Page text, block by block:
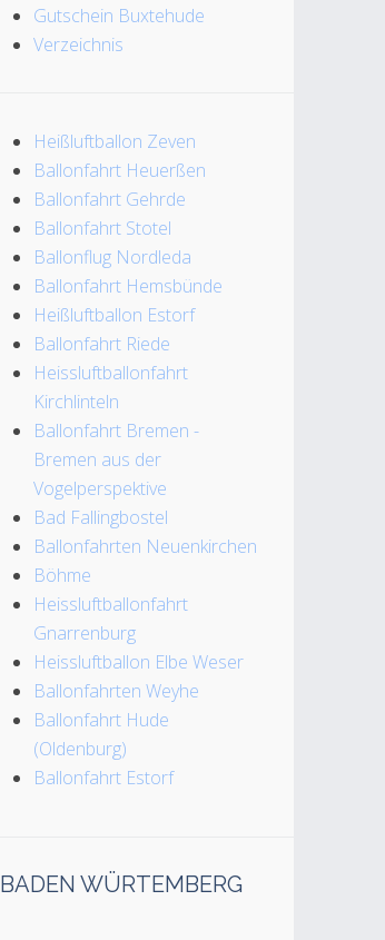
Gutschein Buxtehude
Verzeichnis
Heißluftballon Zeven
Ballonfahrt Heuerßen
Ballonfahrt Gehrde
Ballonfahrt Stotel
Ballonflug Nordleda
Ballonfahrt Hemsbünde
Heißluftballon Estorf
Ballonfahrt Riede
Heissluftballonfahrt
Kirchlinteln
Ballonfahrt Bremen -
Bremen aus der
Vogelperspektive
Bad Fallingbostel
Ballonfahrten Neuenkirchen
Böhme
Heissluftballonfahrt
Gnarrenburg
Heissluftballon Elbe Weser
Ballonfahrten Weyhe
Ballonfahrt Hude
(Oldenburg)
Ballonfahrt Estorf
BADEN WÜRTEMBERG